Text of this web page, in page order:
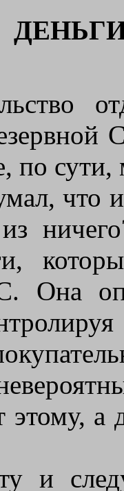
по сути,
что
из
Она
этому, а